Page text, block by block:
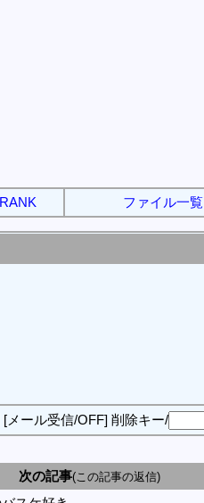
RANK ファイル一覧
[メール受信/OFF] 削除キー/
次の記事(この記事の返信)